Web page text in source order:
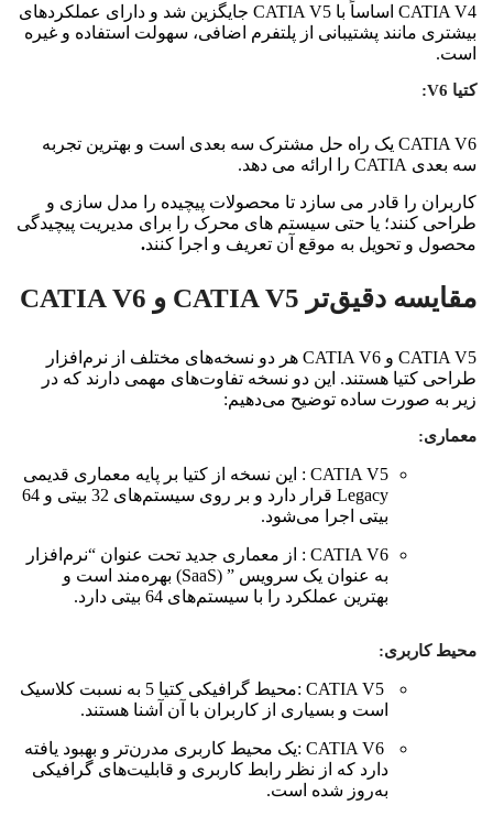
CATIA V4 اساساً با CATIA V5 جایگزین شد و دارای عملکردهای
بیشتری مانند پشتیبانی از پلتفرم اضافی، سهولت استفاده و غیره
است.
کتیا V6:
CATIA V6 یک راه حل مشترک سه بعدی است و بهترین تجربه
سه بعدی CATIA را ارائه می دهد.
کاربران را قادر می سازد تا محصولات پیچیده را مدل سازی و
طراحی کنند؛ یا حتی سیستم های محرک را برای مدیریت پیچیدگی
محصول و تحویل به موقع آن تعریف و اجرا کنند.
مقایسه دقیق‌تر CATIA V5 و CATIA V6
CATIA V5 و CATIA V6 هر دو نسخه‌های مختلف از نرم‌افزار
طراحی کتیا هستند. این دو نسخه تفاوت‌های مهمی دارند که در
زیر به صورت ساده توضیح می‌دهیم:
معماری:
CATIA V5 : این نسخه از کتیا بر پایه معماری قدیمی
Legacy قرار دارد و بر روی سیستم‌های 32 بیتی و 64
بیتی اجرا می‌شود.
CATIA V6 : از معماری جدید تحت عنوان “نرم‌افزار
به عنوان یک سرویس ” (SaaS) بهره‌مند است و
بهترین عملکرد را با سیستم‌های 64 بیتی دارد.
محیط کاربری:
CATIA V5 :محیط گرافیکی کتیا 5 به نسبت کلاسیک
است و بسیاری از کاربران با آن آشنا هستند.
CATIA V6 :یک محیط کاربری مدرن‌تر و بهبود یافته
دارد که از نظر رابط کاربری و قابلیت‌های گرافیکی
به‌روز شده است.